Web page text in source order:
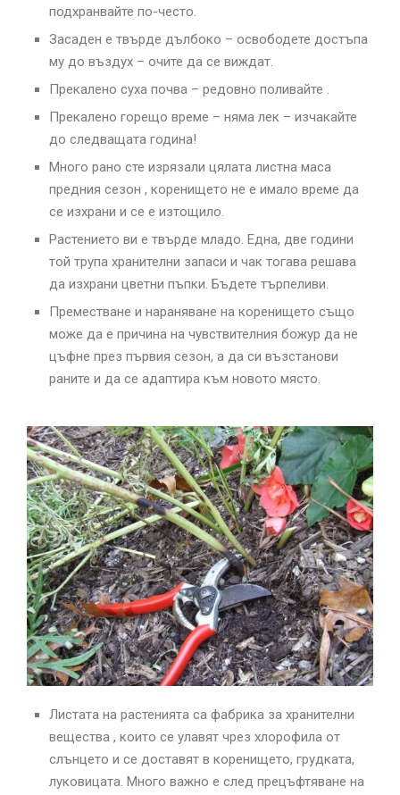
подхранвайте по-често.
Засаден е твърде дълбоко – освободете достъпа
му до въздух – очите да се виждат.
Прекалено суха почва – редовно поливайте .
Прекалено горещо време – няма лек – изчакайте
до следващата година!
Много рано сте изрязали цялата листна маса
предния сезон , коренището не е имало време да
се изхрани и се е изтощило.
Растението ви е твърде младо. Една, две години
той трупа хранителни запаси и чак тогава решава
да изхрани цветни пъпки. Бъдете търпеливи.
Преместване и нараняване на коренището също
може да е причина на чувствителния божур да не
цъфне през първия сезон, а да си възстанови
раните и да се адаптира към новото място.
Листата на растенията са фабрика за хранителни
вещества , които се улавят чрез хлорофила от
слънцето и се доставят в коренището, грудката,
луковицата. Много важно е след прецъфтяване на